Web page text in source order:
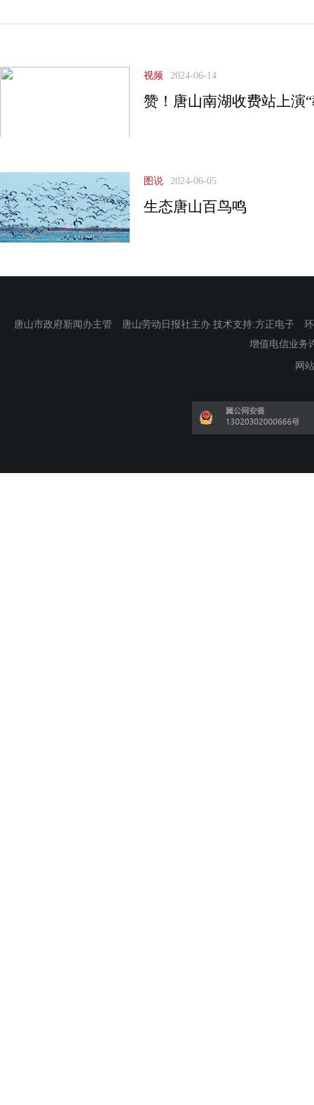
视频 2024-06-14
赞！唐山南湖收费站上演
图说 2024-06-05
生态唐山百鸟鸣
唐山市政府新闻办主管 唐山劳动日报社主办 技术支持:方正电子
增值电信业务
网